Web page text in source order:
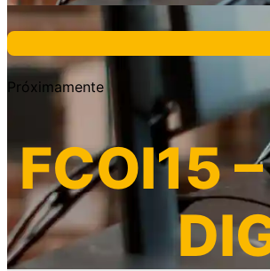
Próximamente
FCOI15